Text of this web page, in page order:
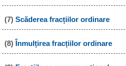
(7) Scăderea fracțiilor ordinare
(8) Înmulțirea fracțiilor ordinare